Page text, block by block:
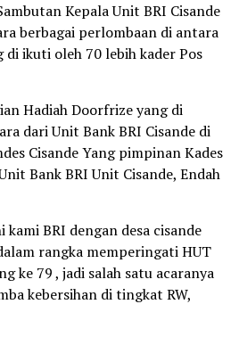
Kepala Unit BRI Cisande
berbagai perlombaan di antara
di ikuti oleh 70 lebih kader Pos
Hadiah Doorfrize yang di
dari Unit Bank BRI Cisande di
Cisande Yang pimpinan Kades
Bank BRI Unit Cisande, Endah
kami BRI dengan desa cisande
rangka memperingati HUT
ke 79 , jadi salah satu acaranya
kebersihan di tingkat RW,